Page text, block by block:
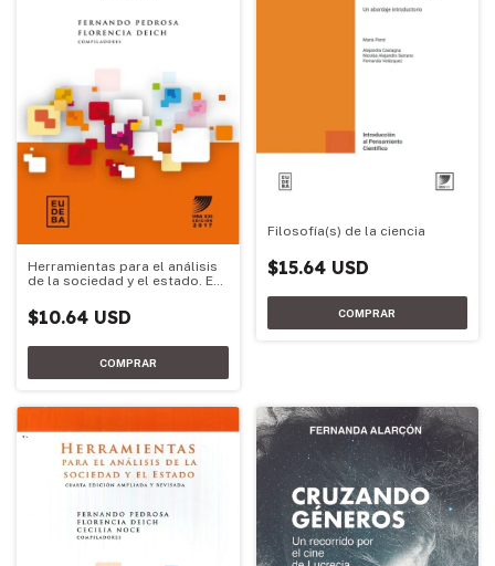
Herramientas para el análisis
de la sociedad y el estado. Ed.
$10.64 USD
Filosofía(s) de la ciencia
$15.64 USD